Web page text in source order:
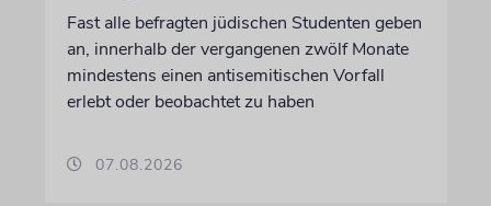
Fast alle befragten jüdischen Studenten geben
an, innerhalb der vergangenen zwölf Monate
mindestens einen antisemitischen Vorfall
erlebt oder beobachtet zu haben
07.08.2026